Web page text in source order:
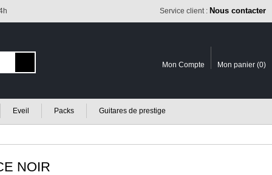
Service client : Nous contacter
Mon Compte Mon panier (0)
Eveil Packs Guitares de prestige
NOIR